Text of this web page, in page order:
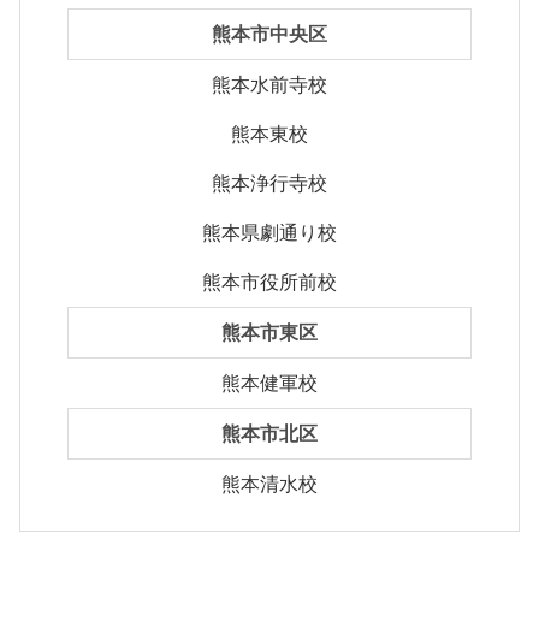
熊本市中央区
熊本水前寺校
熊本東校
熊本浄行寺校
熊本県劇通り校
熊本市役所前校
熊本市東区
熊本健軍校
熊本市北区
熊本清水校